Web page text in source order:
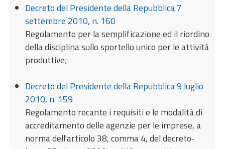
Decreto del Presidente della Repubblica 7
settembre 2010, n. 160
Regolamento per la semplificazione ed il riordino
della disciplina sullo sportello unico per le attività
produttive;
Decreto del Presidente della Repubblica 9 luglio
2010, n. 159
Regolamento recante i requisiti e le modalità di
accreditamento delle agenzie per le imprese, a
norma dell'articolo 38, comma 4, del decreto-